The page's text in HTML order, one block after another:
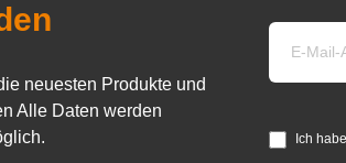
neuesten Produkte und
Alle Daten werden
Ich